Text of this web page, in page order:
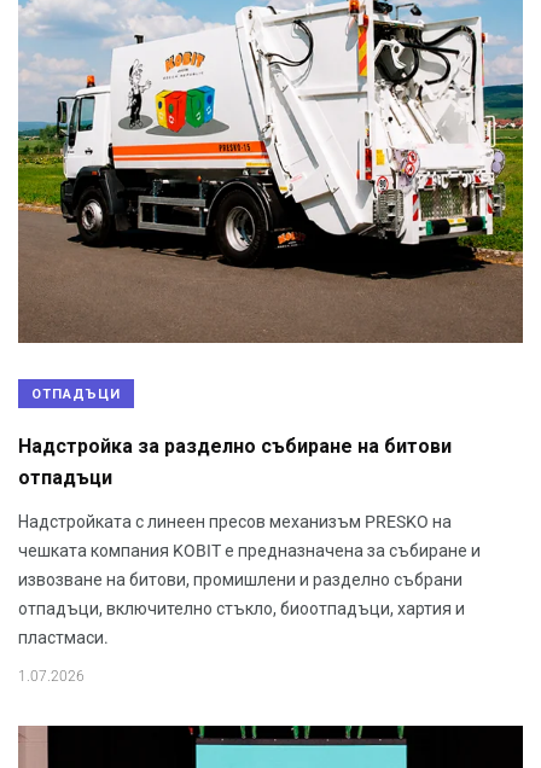
ОТПАДЪЦИ
Надстройка за разделно събиране на битови
отпадъци
Надстройката с линеен пресов механизъм PRESKO на
чешката компания KOBIT е предназначена за събиране и
извозване на битови, промишлени и разделно събрани
отпадъци, включително стъкло, биоотпадъци, хартия и
пластмаси.
1.07.2026